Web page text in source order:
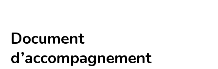
Document
d’accompagnement